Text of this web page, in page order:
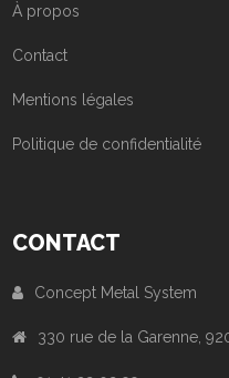
À propos
Contact
Mentions légales
Politique de confidentialité
CONTACT
Concept Metal System
330 rue de la Garenne,